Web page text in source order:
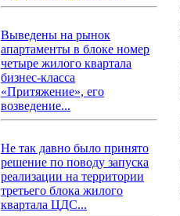
Выведены на рынок
апартаменты в блоке номер
четыре жилого квартала
бизнес-класса
«Притяжение», его
возведение...
Не так давно было принято
решение по поводу запуска
реализации на территории
третьего блока жилого
квартала ЦДС...